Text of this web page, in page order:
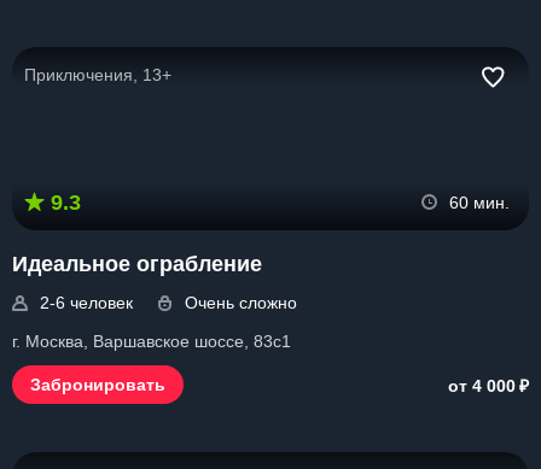
Приключения, 13+
9.3 60 мин.
Идеальное ограбление
2-6 человек
Очень сложно
г. Москва, Варшавское шоссе, 83с1
Забронировать от 4 000₽